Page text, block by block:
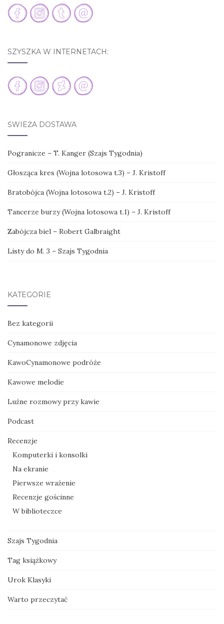
SZYSZKA W INTERNETACH:
ŚWIEŻA DOSTAWA
Pogranicze – T. Kanger (Szajs Tygodnia)
Głosząca kres (Wojna lotosowa t.3) – J. Kristoff
Bratobójca (Wojna lotosowa t.2) – J. Kristoff
Tancerze burzy (Wojna lotosowa t.1) – J. Kristoff
Zabójcza biel – Robert Galbraight
Listy do M. 3 – Szajs Tygodnia
KATEGORIE
Bez kategorii
Cynamonowe zdjęcia
KawoCynamonowe podróże
Kawowe melodie
Luźne rozmowy przy kawie
Podcast
Recenzje
Komputerki i konsolki
Na ekranie
Pierwsze wrażenie
Recenzje gościnne
W biblioteczce
Szajs Tygodnia
Tag książkowy
Urok Klasyki
Warto przeczytać